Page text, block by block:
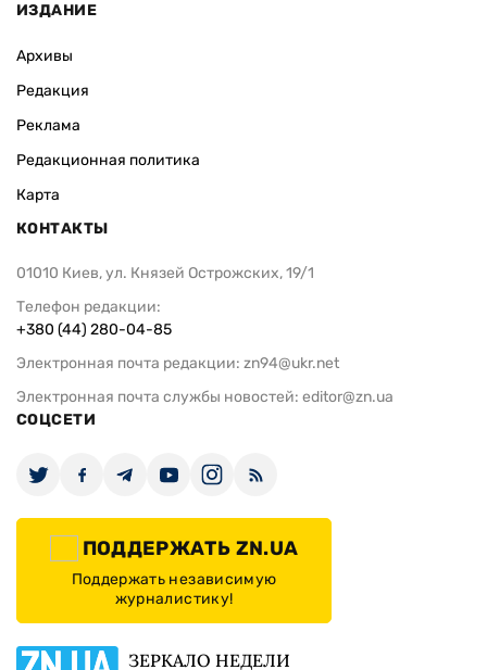
ИЗДАНИЕ
Архивы
Редакция
Реклама
Редакционная политика
Карта
КОНТАКТЫ
01010 Киев, ул. Князей Острожских, 19/1
Телефон редакции:
+380 (44) 280-04-85
Электронная почта редакции: zn94@ukr.net
Электронная почта службы новостей: editor@zn.ua
СОЦСЕТИ
ПОДДЕРЖАТЬ ZN.UA
Поддержать независимую
журналистику!
ЗЕРКАЛО НЕДЕЛИ